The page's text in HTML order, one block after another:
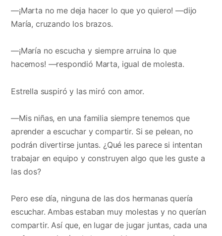
—¡Marta no me deja hacer lo que yo quiero! —dijo
María, cruzando los brazos.
—¡María no escucha y siempre arruina lo que
hacemos! —respondió Marta, igual de molesta.
Estrella suspiró y las miró con amor.
—Mis niñas, en una familia siempre tenemos que
aprender a escuchar y compartir. Si se pelean, no
podrán divertirse juntas. ¿Qué les parece si intentan
trabajar en equipo y construyen algo que les guste a
las dos?
Pero ese día, ninguna de las dos hermanas quería
escuchar. Ambas estaban muy molestas y no querían
compartir. Así que, en lugar de jugar juntas, cada una